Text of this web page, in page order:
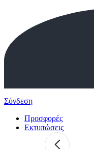
Σύνδεση
Προσφορές
Εκτυπώσεις